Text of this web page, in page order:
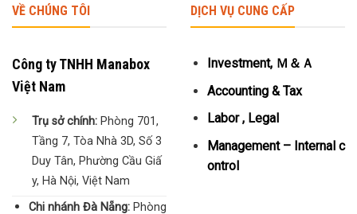
VỀ CHÚNG TÔI
Công ty TNHH Manabox
Việt Nam
Trụ sở chính: Phòng 701,
Tầng 7, Tòa Nhà 3D, Số 3
Duy Tân, Phường Cầu Giấ
y, Hà Nội, Việt Nam
Chi nhánh Đà Nẵng:Phòng
DỊCH VỤ CUNG CẤP
Investment, Ｍ＆Ａ
Accounting & Tax
Labor , Legal
Management – Internal c
ontrol